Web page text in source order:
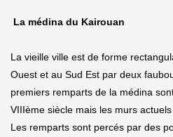
La médina du Kairouan
La vieille ville est de forme
Ouest et au Sud Est par deux
premiers remparts de la médina
VIIIème siècle mais les murs
Les remparts sont percés par des